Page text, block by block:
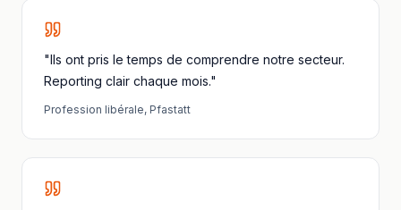
"Ils ont pris le temps de comprendre notre secteur.
Reporting clair chaque mois."
Profession libérale, Pfastatt